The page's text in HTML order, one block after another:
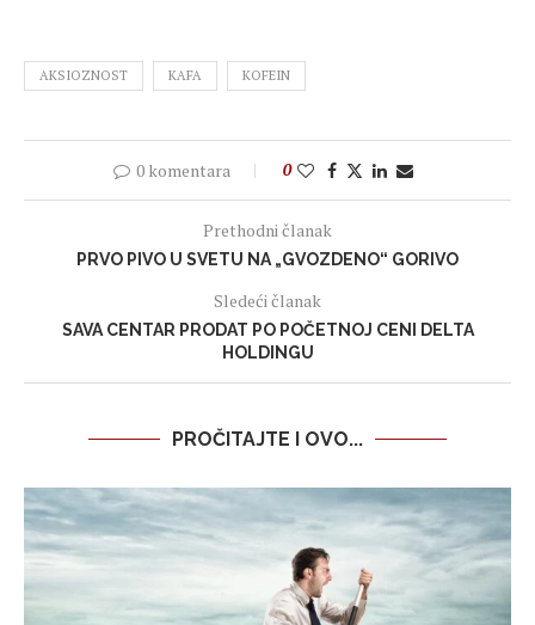
AKSIOZNOST KAFA KOFEIN
0 komentara 0
Prethodni članak
PRVO PIVO U SVETU NA „GVOZDENO“ GORIVO
Sledeći članak
SAVA CENTAR PRODAT PO POČETNOJ CENI DELTA
HOLDINGU
PROČITAJTE I OVO...